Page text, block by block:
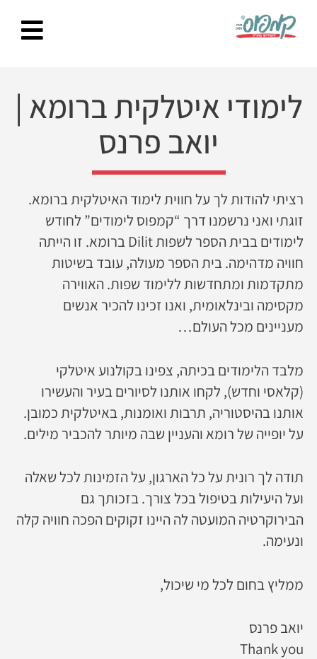
content
לימודי איטלקית ברומא |
יואב פרנס
רציתי להודות לך על חווית לימוד האיטלקית ברומא.
זוגתי ואני נרשמנו דרך “קמפוס לימודים” לחודש
לימודים בבית הספר לשפות Dilit ברומא. זו הייתה
חוויה מדהימה. בית הספר מעולה, עובד בשיטות
מתקדמות ומתחדשות ללימוד שפות. האווירה
מקסימה ובינלאומית, ואנו זכינו להכיר אנשים
מעניינים מכל העולם…
מלבד הלימודים בכיתה, צפינו בקולנוע איטלקי
(קלאסי וחדש), לקחו אותנו לסיורים בעיר והעשירו
אותנו בהיסטוריה, תרבות ואומנות, באיטלקית כמובן.
על יופייה של רומא והעניין שבה מיותר להכביר מילים.
תודה לך רונית על כל הארגון, על הזמינות לכל שאלה
ועל היעילות בטיפול בכל צורך. בזכותך גם
הבירוקרטיה המועטה לה היינו זקוקים הפכה חוויה קלה
ונעימה.
ממליץ בחום לכל מי שיכול,
יואב פרנס
Thank you